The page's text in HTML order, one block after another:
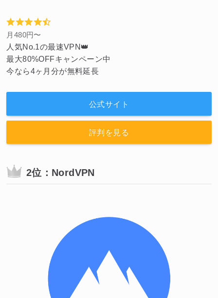
月480円〜
人気No.1の最速VPN👑
最大80%OFFキャンペーン中
今なら4ヶ月分が無料延長
公式サイト
評判を見る
2位：NordVPN